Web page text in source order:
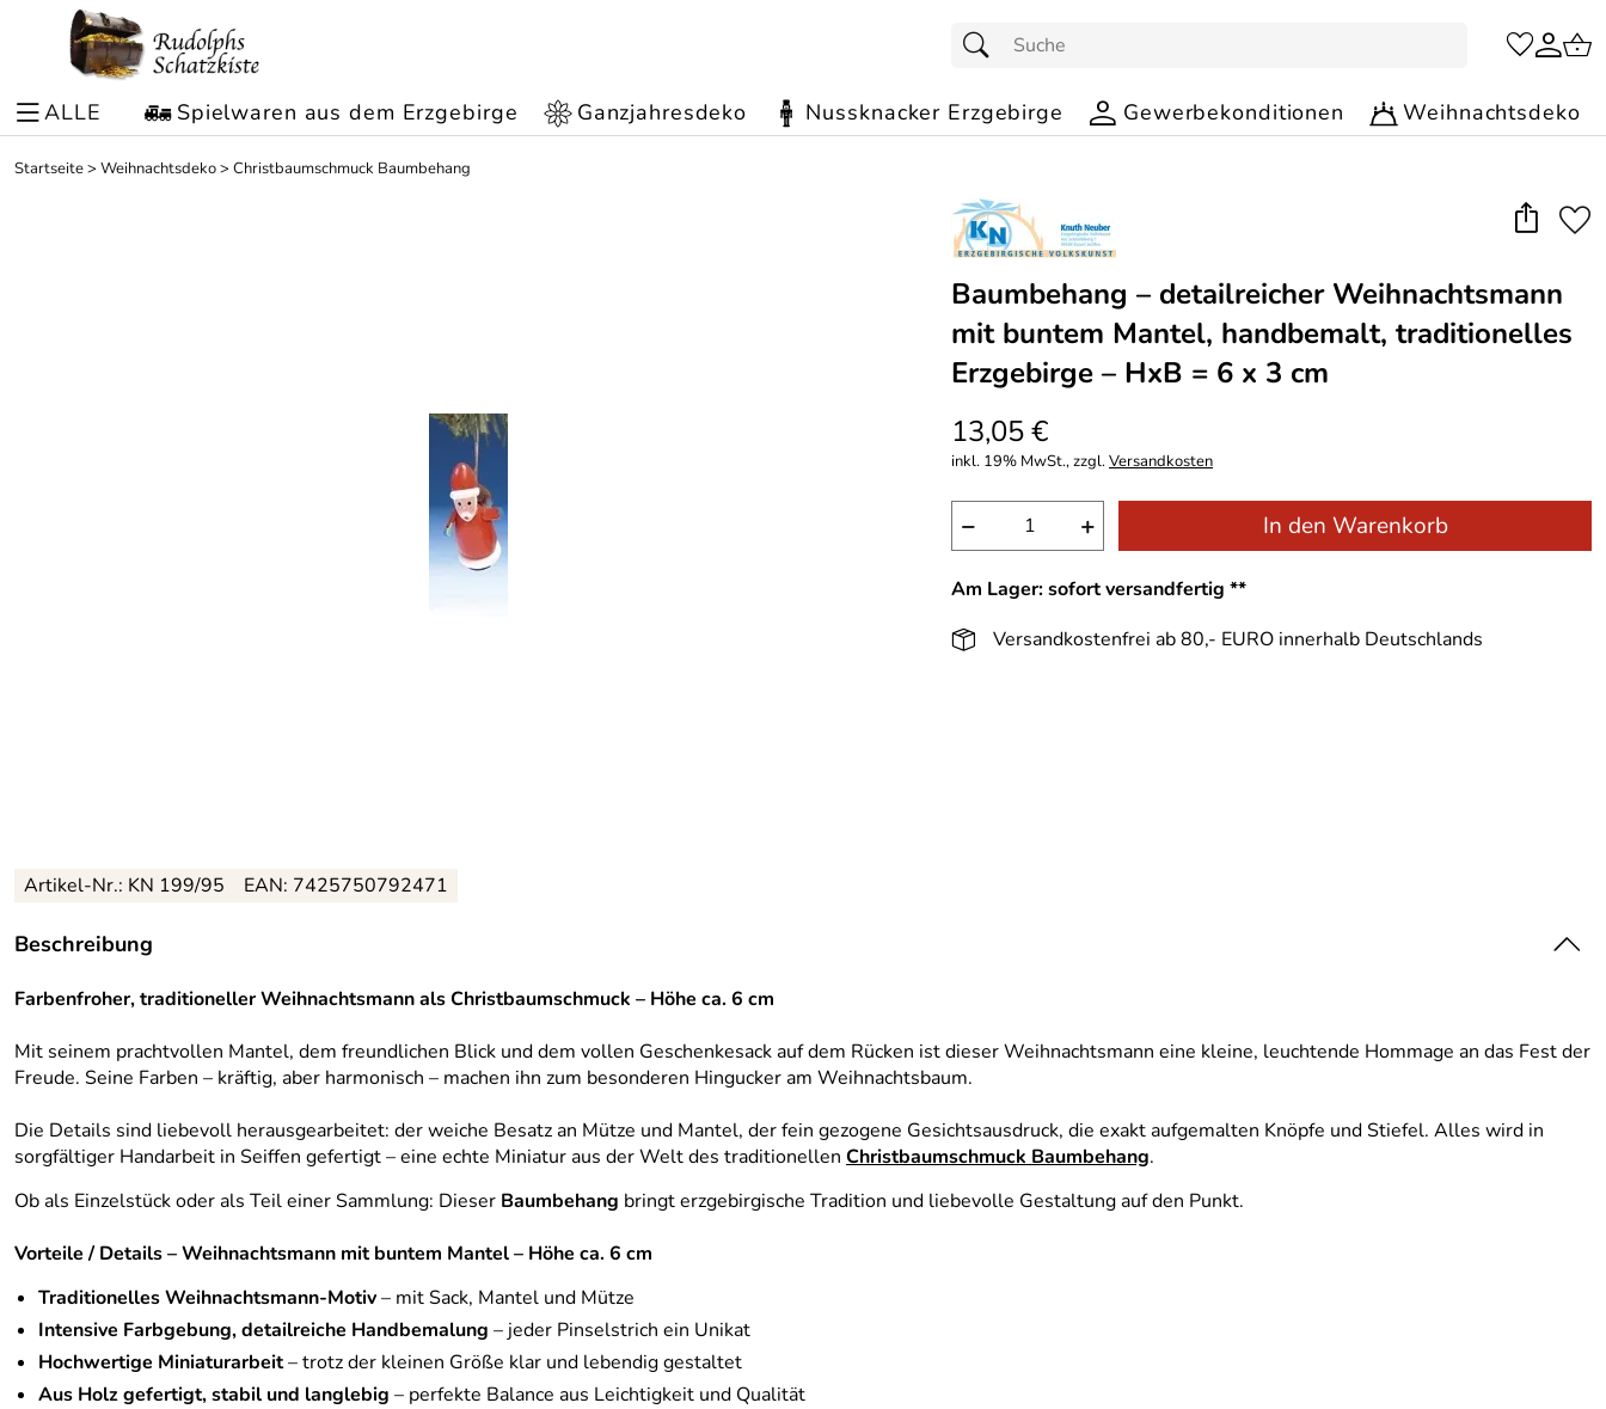
ALLE Spielwaren aus dem Erzgebirge Ganzjahresdeko Nussknacker Erzgebirge Gewerbekonditionen Weihnachtsdeko
Startseite> Weihnachtsdeko> Christbaumschmuck Baumbehang
Baumbehang – detailreicher Weihnachtsmann
mit buntem Mantel, handbemalt, traditionelles
Erzgebirge – HxB = 6 x 3 cm
13,05 €
inkl. 19% MwSt., zzgl.Versandkosten
− + In den Warenkorb
Am Lager: sofort versandfertig **
Versandkostenfrei ab 80,- EURO innerhalb Deutschlands
Artikel-Nr.: KN 199/95 EAN: 7425750792471
Beschreibung
Farbenfroher, traditioneller Weihnachtsmann als Christbaumschmuck – Höhe ca. 6 cm
Mit seinem prachtvollen Mantel, dem freundlichen Blick und dem vollen Geschenkesack auf dem Rücken ist dieser Weihnachtsmann eine kleine, leuchtende Hommage an das Fest der
Freude. Seine Farben – kräftig, aber harmonisch – machen ihn zum besonderen Hingucker am Weihnachtsbaum.
Die Details sind liebevoll herausgearbeitet: der weiche Besatz an Mütze und Mantel, der fein gezogene Gesichtsausdruck, die exakt aufgemalten Knöpfe und Stiefel. Alles wird in
sorgfältiger Handarbeit in Seiffen gefertigt – eine echte Miniatur aus der Welt des traditionellen Christbaumschmuck Baumbehang.
Ob als Einzelstück oder als Teil einer Sammlung: Dieser Baumbehang bringt erzgebirgische Tradition und liebevolle Gestaltung auf den Punkt.
Vorteile / Details – Weihnachtsmann mit buntem Mantel – Höhe ca. 6 cm
Traditionelles Weihnachtsmann-Motiv– mit Sack, Mantel und Mütze
Intensive Farbgebung, detailreiche Handbemalung – jeder Pinselstrich ein Unikat
Hochwertige Miniaturarbeit– trotz der kleinen Größe klar und lebendig gestaltet
Aus Holz gefertigt, stabil und langlebig – perfekte Balance aus Leichtigkeit und Qualität